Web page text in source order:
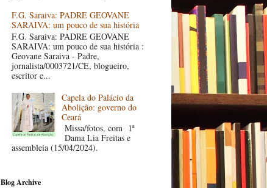
F.G. Saraiva: PADRE GEOVANE
SARAIVA: um pouco de sua história
F.G. Saraiva: PADRE GEOVANE
SARAIVA: um pouco de sua história :
Geovane Saraiva - Padre,
jornalista/0003721/CE, blogueiro,
escritor e...
Capela do Palácio da
Abolição: governo do
Ceará
Missa/fotos, com 1ª
Dama Lia Freitas e
assembleia (15/04/2024).
Blog Archive